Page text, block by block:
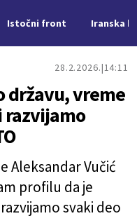
Istočni front Iranska
28.2.2026. 14:11
državu, vreme
razvijamo
Aleksandar Vučić
profilu da je
svaki deo